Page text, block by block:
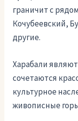
граничит с
Кочубеевский,
другие.
Харабали
сочетаются
культурное
живописные